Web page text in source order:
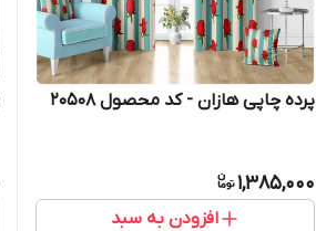
پرده چاپی هازان - کد محصول 20508
1,385,000
افزودن به سبد